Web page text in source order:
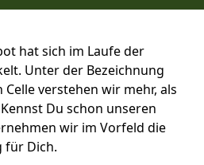
hat sich im Laufe der
Unter der Bezeichnung
verstehen wir mehr, als
Du schon unseren
wir im Vorfeld die
für Dich.